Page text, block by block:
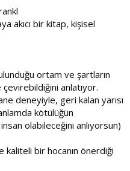
akıcı bir kitap, kişisel
ortam ve şartların
anlatıyor.
deneyiyle, geri kalan yarısı
kötülüğün
olabileceğini anlıyorsun)
bir hocanın önerdiği